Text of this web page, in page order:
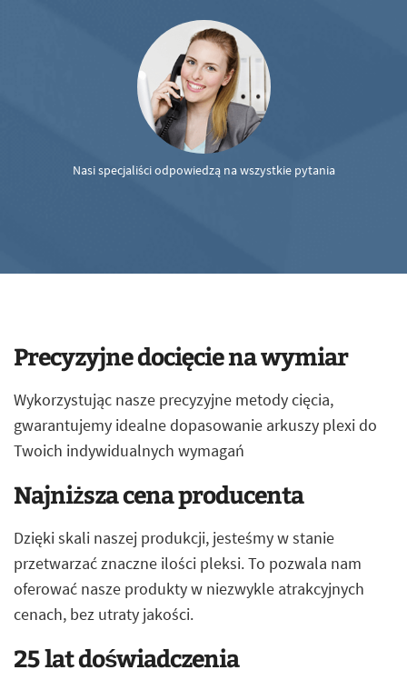
Nasi specjaliści odpowiedzą na wszystkie pytania
Precyzyjne docięcie na wymiar
Wykorzystując nasze precyzyjne metody cięcia,
gwarantujemy idealne dopasowanie arkuszy plexi do
Twoich indywidualnych wymagań
Najniższa cena producenta
Dzięki skali naszej produkcji, jesteśmy w stanie
przetwarzać znaczne ilości pleksi. To pozwala nam
oferować nasze produkty w niezwykle atrakcyjnych
cenach, bez utraty jakości.
25 lat doświadczenia